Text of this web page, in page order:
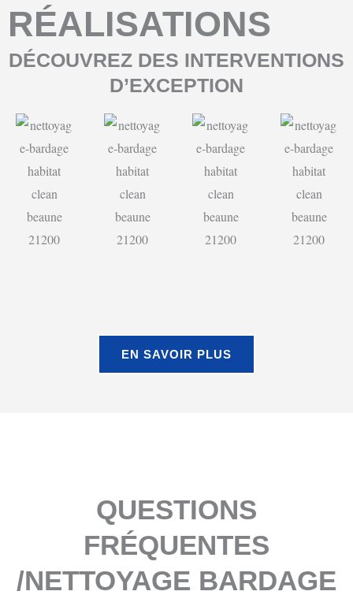
RÉALISATIONS
DÉCOUVREZ DES INTERVENTIONS
D’EXCEPTION
EN SAVOIR PLUS
QUESTIONS
FRÉQUENTES
/NETTOYAGE BARDAGE